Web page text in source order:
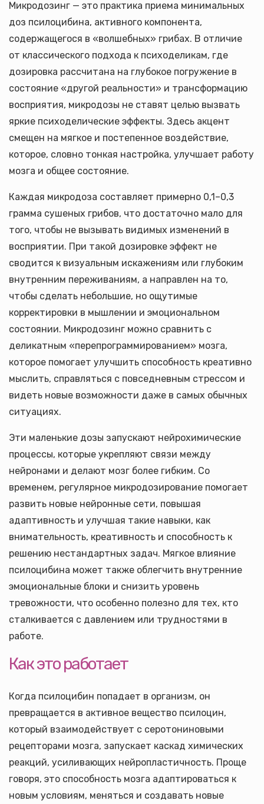
Микродозинг — это практика приема минимальных
доз псилоцибина, активного компонента,
содержащегося в «волшебных» грибах. В отличие
от классического подхода к психоделикам, где
дозировка рассчитана на глубокое погружение в
состояние «другой реальности» и трансформацию
восприятия, микродозы не ставят целью вызвать
яркие психоделические эффекты. Здесь акцент
смещен на мягкое и постепенное воздействие,
которое, словно тонкая настройка, улучшает работу
мозга и общее состояние.
Каждая микродоза составляет примерно 0,1–0,3
грамма сушеных грибов, что достаточно мало для
того, чтобы не вызывать видимых изменений в
восприятии. При такой дозировке эффект не
сводится к визуальным искажениям или глубоким
внутренним переживаниям, а направлен на то,
чтобы сделать небольшие, но ощутимые
корректировки в мышлении и эмоциональном
состоянии. Микродозинг можно сравнить с
деликатным «перепрограммированием» мозга,
которое помогает улучшить способность креативно
мыслить, справляться с повседневным стрессом и
видеть новые возможности даже в самых обычных
ситуациях.
Эти маленькие дозы запускают нейрохимические
процессы, которые укрепляют связи между
нейронами и делают мозг более гибким. Со
временем, регулярное микродозирование помогает
развить новые нейронные сети, повышая
адаптивность и улучшая такие навыки, как
внимательность, креативность и способность к
решению нестандартных задач. Мягкое влияние
псилоцибина может также облегчить внутренние
эмоциональные блоки и снизить уровень
тревожности, что особенно полезно для тех, кто
сталкивается с давлением или трудностями в
работе.
Как это работает
Когда псилоцибин попадает в организм, он
превращается в активное вещество псилоцин,
который взаимодействует с серотониновыми
рецепторами мозга, запускает каскад химических
реакций, усиливающих нейропластичность. Проще
говоря, это способность мозга адаптироваться к
новым условиям, меняться и создавать новые